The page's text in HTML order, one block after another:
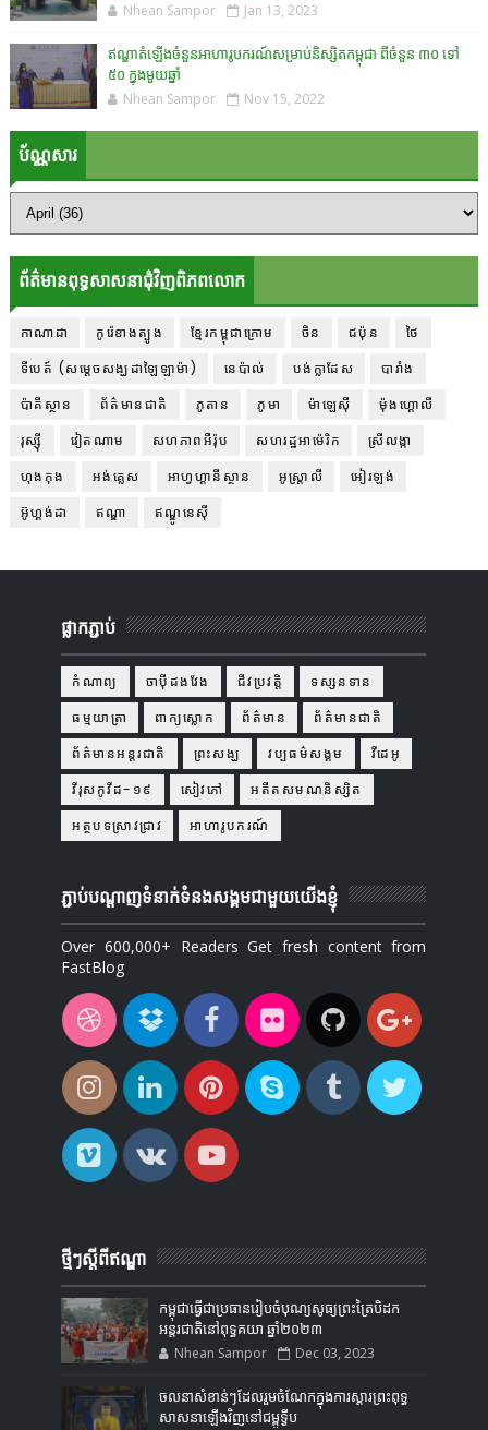
Nhean Sampor Jan 13, 2023
ឥណ្ឌាតំឡើងចំនួនអាហារូបករណ៍សម្រាប់និស្សិតកម្ពុជា ពីចំនួន ៣០ ទៅ
៥០ ក្នុងមួយឆ្នាំ
Nhean Sampor Nov 15, 2022
ប័ណ្ណសារ
ព័ត៌មានពុទ្ធសាសនាជុំវិញពិភពលោក
កាណាដា កូរ៉េខាងត្បូង ខ្មែរកម្ពុជាក្រោម ចិន ជប៉ុន
ថៃ
ទីបេត៍ (សម្ដេចសង្ឃដាឡៃឡាម៉ា)
នេប៉ាល់ បង់ក្លាដែស
បារាំង
ប៉ាគីស្ថាន
ព័ត៌មានជាតិ ភូតាន ភូមា ម៉ាឡេស៊ី
ម៉ុងហ្គោលី
រុស្ស៊ី
វៀតណាម សហភាពអឺរ៉ុប សហរដ្ឋអាម៉េរិក
ស្រីលង្កា
ហុងកុង
អង់គ្លេស អាហ្វហ្គានីស្ថាន អូស្ត្រាលី
អៀរឡង់
អ៊ូហ្គង់ដា
ឥណ្ឌា ឥណ្ឌូនេស៊ី
ផ្លាកភ្ជាប់
កំណាព្យ ចាប៉ីដងវែង ជីវប្រវត្តិ
ទស្សនទាន
ធម្មយាត្រា
ពាក្យស្លោក ព័ត៌មាន
ព័ត៌មានជាតិ
ព័ត៌មានអន្តរជាតិ
ព្រះសង្ឃ វប្បធម៌សង្គម
វីដេអូ
វីរុសកូវីដ-១៩
សៀវភៅ
អតីតសមណនិស្សិត
អត្ថបទស្រាវជ្រាវ
អាហារូបករណ៍
ភ្ជាប់បណ្ដាញទំនាក់ទំនងសង្គមជាមួយយើងខ្ញុំ
Over 600,000+ Readers Get fresh content from
FastBlog
ថ្មីៗស្តីពីឥណ្ឌា
កម្ពុជាធ្វើជាប្រធានរៀបចំបុណ្យសូធ្យព្រះត្រៃបិដក
អន្តរជាតិនៅពុទ្ធគយា ឆ្នាំ២០២៣
Nhean Sampor Dec 03, 2023
ចលនាសំខាន់ៗដែលរួមចំណែកក្នុងការស្ដារព្រះពុទ្ធ
សាសនាឡើងវិញនៅជម្ពូទ្វីប